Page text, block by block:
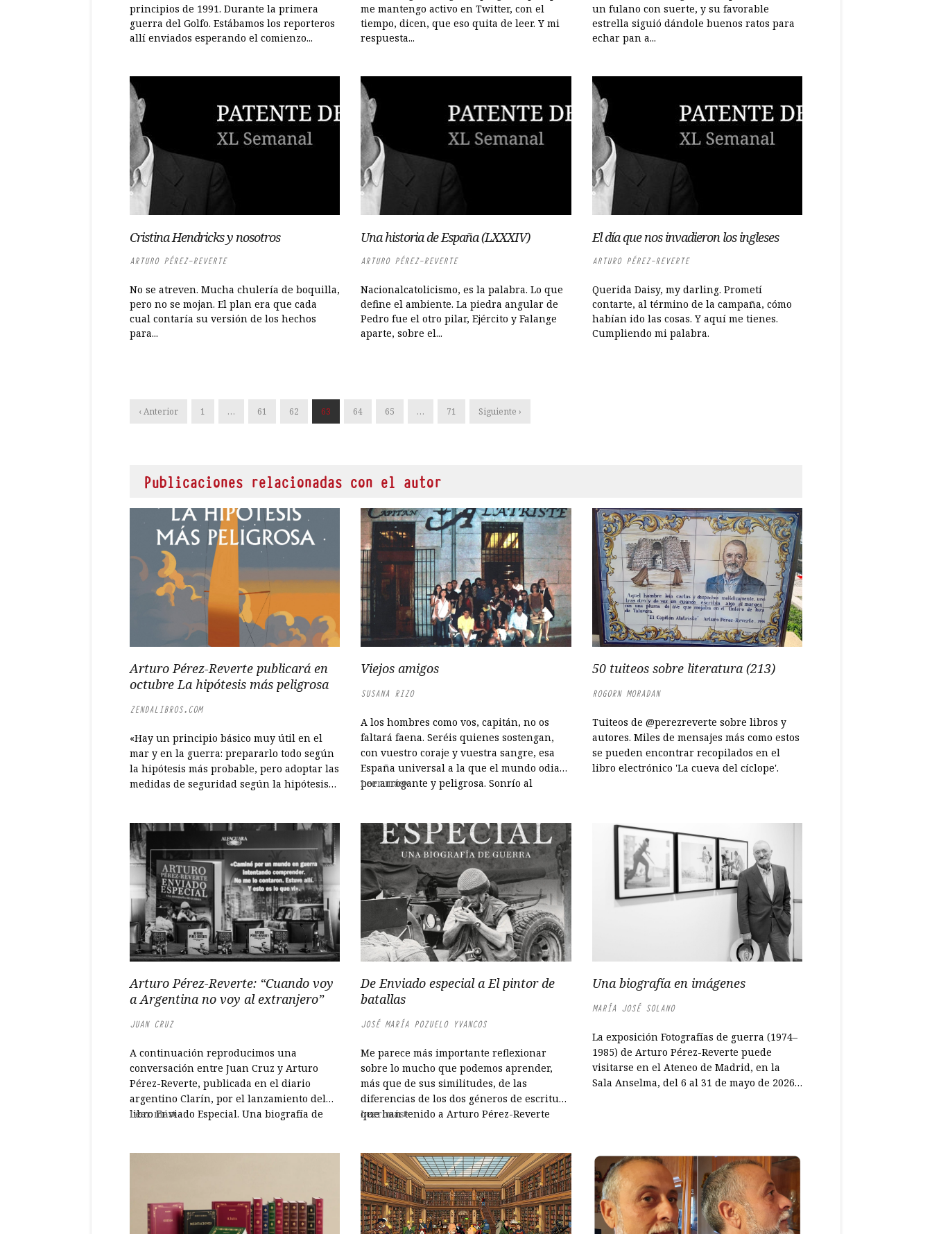
principios de 1991. Durante la primera
guerra del Golfo. Estábamos los reporteros
allí enviados esperando el comienzo...
me mantengo activo en Twitter, con el
tiempo, dicen, que eso quita de leer. Y mi
respuesta...
un fulano con suerte, y su favorable
estrella siguió dándole buenos ratos para
echar pan a...
Cristina Hendricks y nosotros
ARTURO PÉREZ-REVERTE
No se atreven. Mucha chulería de boquilla,
pero no se mojan. El plan era que cada
cual contaría su versión de los hechos
para...
Una historia de España (LXXXIV)
ARTURO PÉREZ-REVERTE
Nacionalcatolicismo, es la palabra. Lo que
define el ambiente. La piedra angular de
Pedro fue el otro pilar, Ejército y Falange
aparte, sobre el...
El día que nos invadieron los ingleses
ARTURO PÉREZ-REVERTE
Querida Daisy, my darling. Prometí
contarte, al término de la campaña, cómo
habían ido las cosas. Y aquí me tienes.
Cumpliendo mi palabra.
‹ Anterior 1 … 61 62 63 64 65 … 71 Siguiente ›
Publicaciones relacionadas con el autor
Arturo Pérez-Reverte publicará en
octubre La hipótesis más peligrosa
ZENDALIBROS.COM
«Hay un principio básico muy útil en el
mar y en la guerra: prepararlo todo según
la hipótesis más probable, pero adoptar las
medidas de seguridad según la hipótesis
Viejos amigos
SUSANA RIZO
A los hombres como vos, capitán, no os
faltará faena. Seréis quienes sostengan,
con vuestro coraje y vuestra sangre, esa
España universal a la que el mundo odia
por arrogante y peligrosa. Sonrío al
He visto cómo se hacían mayores y...
Leer más
50 tuiteos sobre literatura (213)
ROGORN MORADAN
Tuiteos de @perezreverte sobre libros y
autores. Miles de mensajes más como estos
se pueden encontrar recopilados en el
libro electrónico 'La cueva del cíclope'.
Arturo Pérez-Reverte: “Cuando voy
a Argentina no voy al extranjero”
JUAN CRUZ
A continuación reproducimos una
conversación entre Juan Cruz y Arturo
Pérez-Reverte, publicada en el diario
argentino Clarín, por el lanzamiento del
libro Enviado Especial. Una biografía de
Leer más
De Enviado especial a El pintor de
batallas
JOSÉ MARÍA POZUELO YVANCOS
Me parece más importante reflexionar
sobre lo mucho que podemos aprender,
más que de sus similitudes, de las
diferencias de los dos géneros de escritura
que han tenido a Arturo Pérez-Reverte
pues ha sido cronista y fotógrafo, según
el...
Leer más
Una biografía en imágenes
MARÍA JOSÉ SOLANO
La exposición Fotografías de guerra (1974–
1985) de Arturo Pérez-Reverte puede
visitarse en el Ateneo de Madrid, en la
Sala Anselma, del 6 al 31 de mayo de 2026,
fotografías tomadas entre 1974 y 1985 en
distintos escenarios de conflicto donde
Pérez-Reverte trabajó como reportero, a
partir de negativos recuperados décadas
después.